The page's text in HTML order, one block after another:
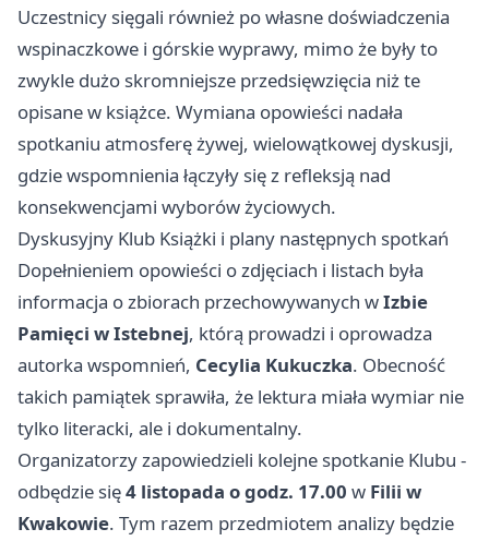
Uczestnicy sięgali również po własne doświadczenia
wspinaczkowe i górskie wyprawy, mimo że były to
zwykle dużo skromniejsze przedsięwzięcia niż te
opisane w książce. Wymiana opowieści nadała
spotkaniu atmosferę żywej, wielowątkowej dyskusji,
gdzie wspomnienia łączyły się z refleksją nad
konsekwencjami wyborów życiowych.
Dyskusyjny Klub Książki i plany następnych spotkań
Dopełnieniem opowieści o zdjęciach i listach była
informacja o zbiorach przechowywanych wIzbie
Pamięci w Istebnej, którą prowadzi i oprowadza
autorka wspomnień, Cecylia Kukuczka. Obecność
takich pamiątek sprawiła, że lektura miała wymiar nie
tylko literacki, ale i dokumentalny.
Organizatorzy zapowiedzieli kolejne spotkanie Klubu -
odbędzie się4 listopada o godz. 17.00 w Filii w
Kwakowie. Tym razem przedmiotem analizy będzie